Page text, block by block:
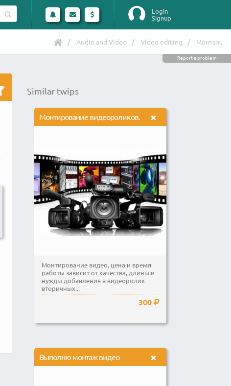
Login
Signup
Audio and Video Video editing Монтаж,
Report a problem
Similar twips
Монтирование видеороликов.
Монтирование видео, цена и время
работы зависит от качества, длины и
нужды добавления в видеоролик
вторичных...
300
Выполню монтаж видео